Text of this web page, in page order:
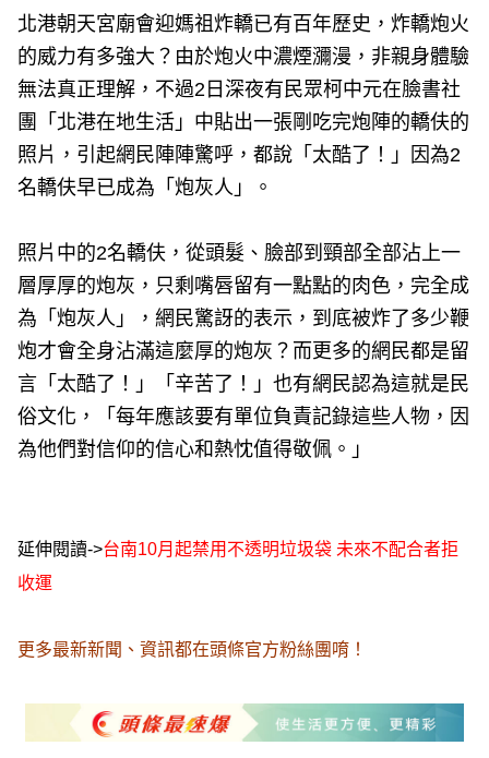
北港朝天宮廟會迎媽祖炸轎已有百年歷史，炸轎炮火
的威力有多強大？由於炮火中濃煙瀰漫，非親身體驗
無法真正理解，不過2日深夜有民眾柯中元在臉書社
團「北港在地生活」中貼出一張剛吃完炮陣的轎伕的
照片，引起網民陣陣驚呼，都說「太酷了！」因為2
名轎伕早已成為「炮灰人」。
照片中的2名轎伕，從頭髮、臉部到頸部全部沾上一
層厚厚的炮灰，只剩嘴唇留有一點點的肉色，完全成
為「炮灰人」，網民驚訝的表示，到底被炸了多少鞭
炮才會全身沾滿這麼厚的炮灰？而更多的網民都是留
言「太酷了！」「辛苦了！」也有網民認為這就是民
俗文化，「每年應該要有單位負責記錄這些人物，因
為他們對信仰的信心和熱忱值得敬佩。」
延伸閱讀->台南10月起禁用不透明垃圾袋 未來不配合者拒
收運
更多最新新聞、資訊都在頭條官方粉絲團唷！